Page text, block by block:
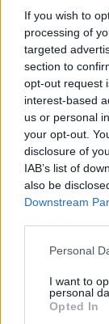
If you wish to
processing of
targeted
section to
opt-out request
interest-based
us or personal
your opt-out.
disclosure of
IAB’s list of
also be
Downstream
Please note
not limited to
grant or deny
use your data
Personal
I want to
personal
Opted In
Párt
Magyar
beszédét
Kecskemét
két új
és Csőszi
Szép
szorítottak,
örültek. Az